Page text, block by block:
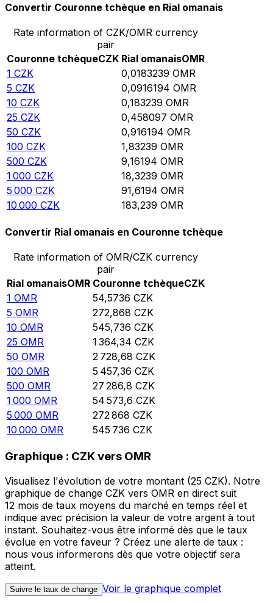
Convertir Couronne tchèque en Rial omanais
Rate information of CZK/OMR currency
pair
Couronne tchèqueCZK Rial omanaisOMR
1 CZK 0,0183239 OMR
5 CZK 0,0916194 OMR
10 CZK 0,183239 OMR
25 CZK 0,458097 OMR
50 CZK 0,916194 OMR
100 CZK 1,83239 OMR
500 CZK 9,16194 OMR
1 000 CZK 18,3239 OMR
5 000 CZK 91,6194 OMR
10 000 CZK 183,239 OMR
Convertir Rial omanais en Couronne tchèque
Rate information of OMR/CZK currency
pair
Rial omanaisOMR Couronne tchèqueCZK
1 OMR 54,5736 CZK
5 OMR 272,868 CZK
10 OMR 545,736 CZK
25 OMR 1 364,34 CZK
50 OMR 2 728,68 CZK
100 OMR 5 457,36 CZK
500 OMR 27 286,8 CZK
1 000 OMR 54 573,6 CZK
5 000 OMR 272 868 CZK
10 000 OMR 545 736 CZK
Graphique : CZK vers OMR
Visualisez l'évolution de votre montant (25 CZK). Notre
graphique de change CZK vers OMR en direct suit
12 mois de taux moyens du marché en temps réel et
indique avec précision la valeur de votre argent à tout
instant. Souhaitez-vous être informé dès que le taux
évolue en votre faveur ? Créez une alerte de taux :
nous vous informerons dès que votre objectif sera
atteint.
Suivre le taux de change Voir le graphique complet